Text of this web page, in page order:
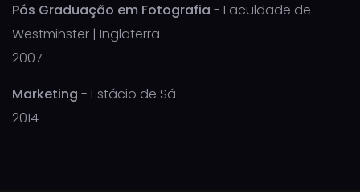
Pós Graduação em Fotografia - Faculdade de
Westminster | Inglaterra
2007
Marketing - Estácio de Sá
2014